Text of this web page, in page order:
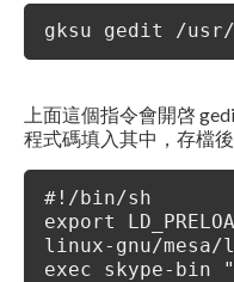
gksu gedit /usr/
上面這個指令會開啓
程式碼填入其中，存檔後
#!/bin/sh
export
linux-gnu/mesa/
exec skype-bin